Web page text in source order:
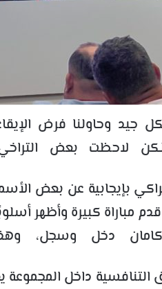
جيد وحاولنا فرض
لكن لاحظت بعض
بإيجابية عن بعض
قدم مباراة كبيرة وأظهر
دخل وسجل،
التنافسية داخل